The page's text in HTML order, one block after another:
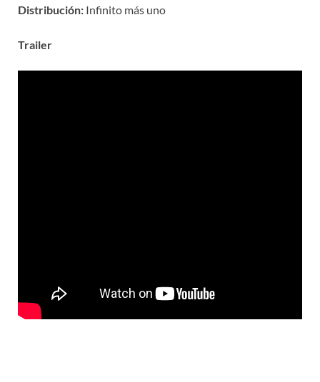
Distribución: Infinito más uno
Trailer